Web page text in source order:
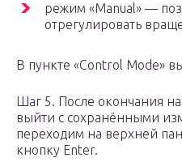
режим «Manual» —
отрегулировать
В пункте «Control Mode»
Шаг 5. После окончания
выйти с сохранёнными
переходим на верхней
кнопку Enter.